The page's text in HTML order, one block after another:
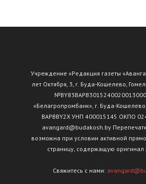
Учреждение «Редакция газеты
лет Октября, 3, г. Буда-Кошелево,
«Белагропромбанк», г. Буда-
BAPBBY2X УНП 400015145 ОКПО
avangard@budakosh.by
возможна при условии активной
страницу, содержащую оригинал
Свяжитесь с нами: